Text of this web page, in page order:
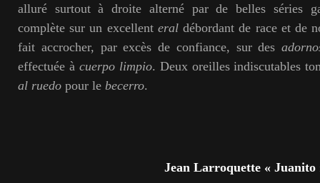
alluré surtout à droite alterné par de belles séries
complète sur un excellent eraldébordant de race et de
fait accrocher, par excès de confiance, sur des
effectuée à cuerpo limpio. Deux oreilles indiscutables
al ruedo pour le becerro.
Jean Larroquette « Juanito